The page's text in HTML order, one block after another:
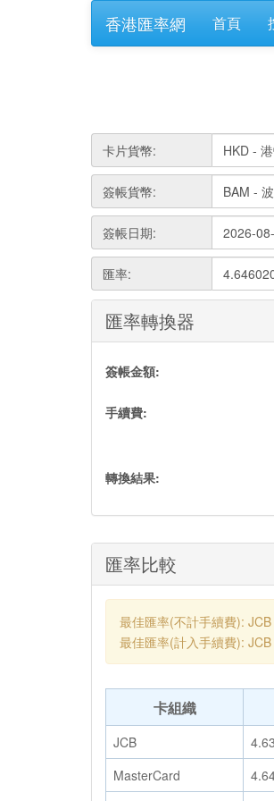
香港匯率網 首頁
卡片貨幣:
簽帳貨幣:
簽帳日期:
匯率:
匯率轉換器
簽帳金額:
手續費:
轉換結果:
匯率比較
最佳匯率(不計手續費): JCB
最佳匯率(計入手續費): JCB
卡組織
JCB
MasterCard